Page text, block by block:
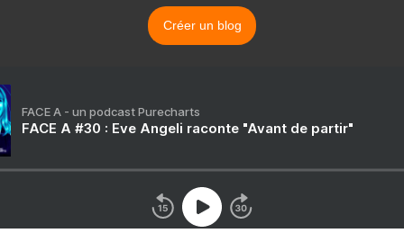
Créer un blog
FACE A - un podcast Purecharts
FACE A #30 : Eve Angeli raconte "Avant de partir"